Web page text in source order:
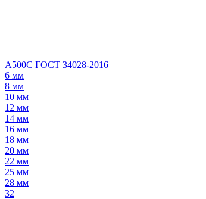
А500С ГОСТ 34028-2016
6 мм
8 мм
10 мм
12 мм
14 мм
16 мм
18 мм
20 мм
22 мм
25 мм
28 мм
32